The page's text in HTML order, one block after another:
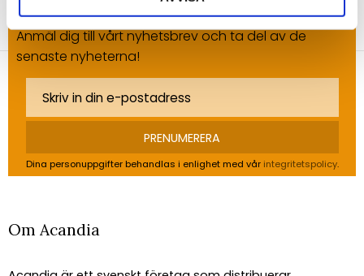
NYHETSBREV
Anmäl dig till vårt nyhetsbrev och ta del av de
senaste nyheterna!
PRENUMERERA
Dina personuppgifter behandlas i enlighet med vår integritetspolicy.
Om Acandia